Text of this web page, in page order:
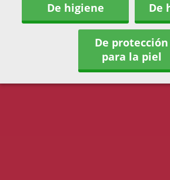
De higiene De
De protección
para la piel